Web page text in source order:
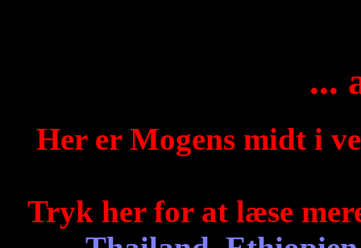
...
Her er Mogens midt i
Tryk her for at læse